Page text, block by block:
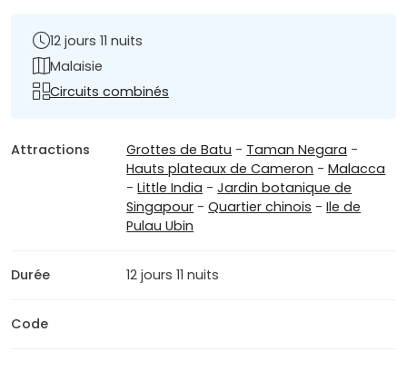
12 jours 11 nuits
Malaisie
Circuits combinés
Attractions Grottes de Batu - Taman Negara -
Hauts plateaux de Cameron -Malacca
-Little India -Jardin botanique de
Singapour -Quartier chinois -Ile de
Pulau Ubin
Durée 12 jours 11 nuits
Code